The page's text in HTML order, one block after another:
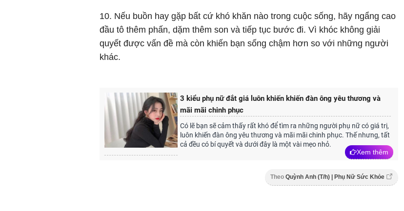
10. Nếu buồn hay gặp bất cứ khó khăn nào trong cuộc sống, hãy ngẩng cao
đầu tô thêm phấn, dặm thêm son và tiếp tục bước đi. Vì khóc không giải
quyết được vấn đề mà còn khiến bạn sống chậm hơn so với những người
khác.
3 kiểu phụ nữ đắt giá luôn khiến khiến đàn ông yêu thương và
mãi mãi chinh phục
Có lẽ bạn sẽ cảm thấy rất khó để tìm ra những người phụ nữ có giá trị,
luôn khiến đàn ông yêu thương và mãi mãi chinh phục. Thế nhưng, tất
cả đều có bí quyết và dưới đây là một vài mẹo nhỏ.
Xem thêm
Theo Quỳnh Anh (T/h) | Phụ Nữ Sức Khỏe